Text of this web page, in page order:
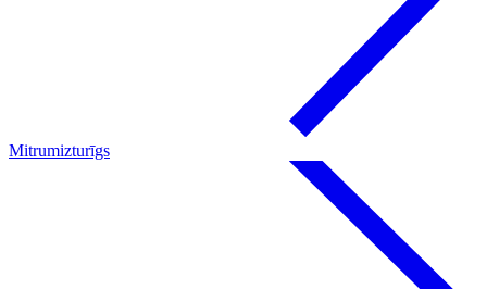
Mitrumizturīgs